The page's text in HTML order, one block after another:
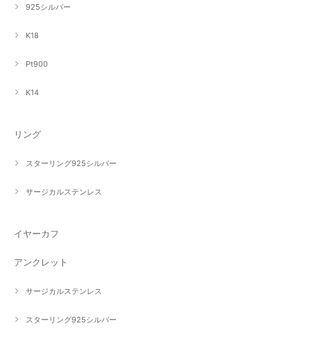
925シルバー
K18
Pt900
K14
リング
スターリング925シルバー
サージカルステンレス
イヤーカフ
アンクレット
サージカルステンレス
スターリング925シルバー